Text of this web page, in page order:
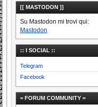
[[ MASTODON ]]
Su Mastodon mi trovi qui:
Mastodon
:: I SOCIAL ::
Telegram
Facebook
= FORUM COMMUNITY =